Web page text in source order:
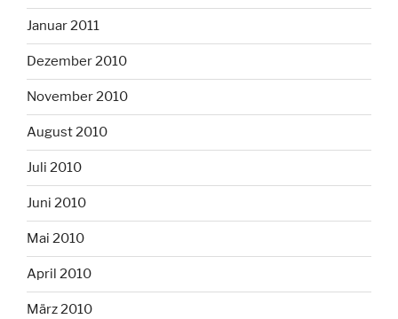
Januar 2011
Dezember 2010
November 2010
August 2010
Juli 2010
Juni 2010
Mai 2010
April 2010
März 2010